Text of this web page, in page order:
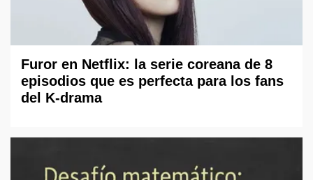
Furor en Netflix: la serie coreana de 8
episodios que es perfecta para los fans
del K-drama